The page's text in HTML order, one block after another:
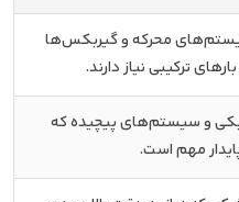
محرکه و گیربکس‌ها
ترکیبی نیاز دارند.
و سیستم‌های پیچیده که
مهم است.